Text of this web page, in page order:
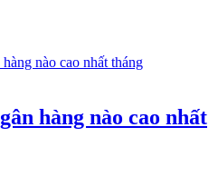
hàng nào cao nhất